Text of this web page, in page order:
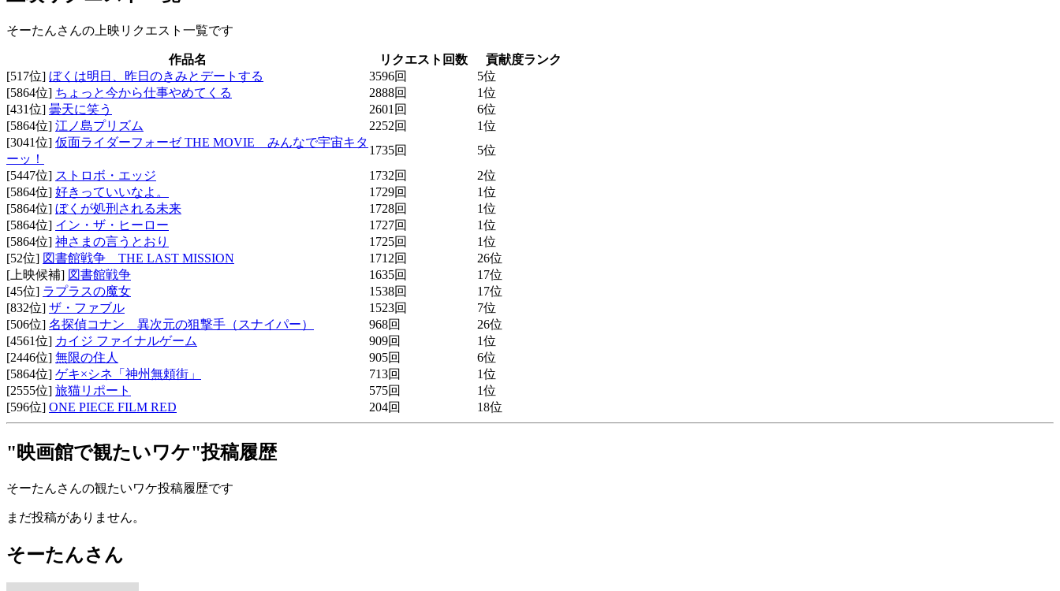
そーたんさんの上映リクエスト一覧です
作品名 リクエスト回数
貢献度ランク
[517位] ぼくは明日、昨日のきみとデートする 3596回
5位
[5864位] ちょっと今から仕事やめてくる 2888回
1位
[431位] 曇天に笑う 2601回
6位
[5864位] 江ノ島プリズム 2252回
1位
[3041位] 仮面ライダーフォーゼ THE MOVIE みんなで宇宙キタ
ーッ！
1735回
5位
[5447位] ストロボ・エッジ 1732回
2位
[5864位] 好きっていいなよ。 1729回
1位
[5864位] ぼくが処刑される未来 1728回
1位
[5864位] イン・ザ・ヒーロー 1727回
1位
[5864位] 神さまの言うとおり 1725回
1位
[52位] 図書館戦争 THE LAST MISSION 1712回
26位
[上映候補] 図書館戦争 1635回
17位
[45位] ラプラスの魔女 1538回
17位
[832位] ザ・ファブル 1523回
7位
[506位] 名探偵コナン 異次元の狙撃手（スナイパー） 968回
26位
[4561位] カイジ ファイナルゲーム 909回
1位
[2446位] 無限の住人 905回
6位
[5864位] ゲキ×シネ「神州無頼街」 713回
1位
[2555位] 旅猫リポート 575回
1位
[596位] ONE PIECE FILM RED 204回 18位
"映画館で観たいワケ"投稿履歴
そーたんさんの観たいワケ投稿履歴です
まだ投稿がありません。
そーたんさん